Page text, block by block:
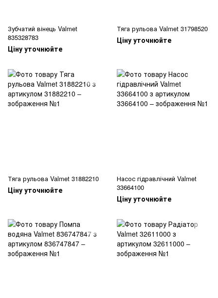
Зубчатий вінець Valmet
835328783
Ціну уточнюйте
Тяга рульова Valmet 31798520
Ціну уточнюйте
Тяга рульова Valmet 31882210
Ціну уточнюйте
Насос гідравлічний Valmet
33664100
Ціну уточнюйте